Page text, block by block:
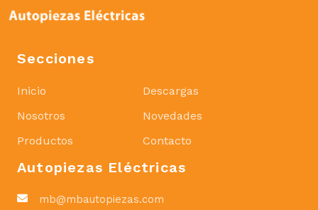
Secciones
Inicio
Nosotros
Productos
Descargas
Novedades
Contacto
Autopiezas Eléctricas
mb@mbautopiezas.com